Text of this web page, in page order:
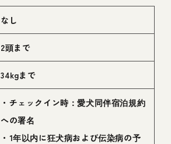
なし
2頭まで
34kgまで
・チェックイン時：愛犬同伴宿泊規約
への署名
・1年以内に狂犬病および伝染病の予